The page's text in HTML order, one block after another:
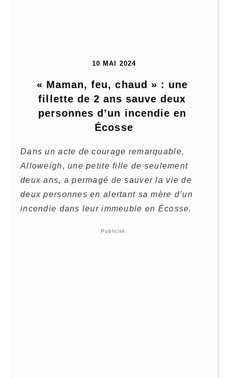
10 MAI 2024
« Maman, feu, chaud » : une
fillette de 2 ans sauve deux
personnes d’un incendie en
Écosse
Dans un acte de courage remarquable,
Alloweigh, une petite fille de seulement
deux ans, a permagé de sauver la vie de
deux personnes en alertant sa mère d’un
incendie dans leur immeuble en Écosse.
Publicité: